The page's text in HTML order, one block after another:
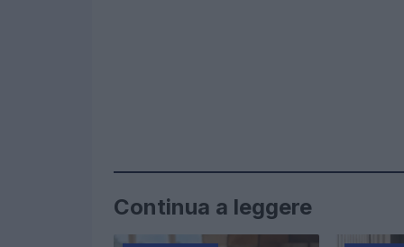
Continua a leggere